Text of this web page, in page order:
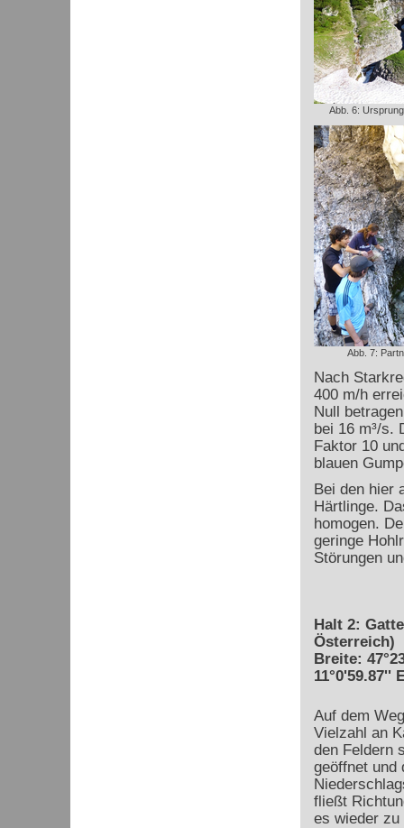
Abb. 6:
Abb. 7:
Nach
400 m/h
Null
bei 16 m³/s.
Faktor 10
blauen
Bei den hier
Härtlinge.
homogen.
geringe
Störungen
Halt 2:
Österreich)
Breite:
11°0'59.87''
Auf dem
Vielzahl an
den Feldern
geöffnet und
fließt
es wieder zu